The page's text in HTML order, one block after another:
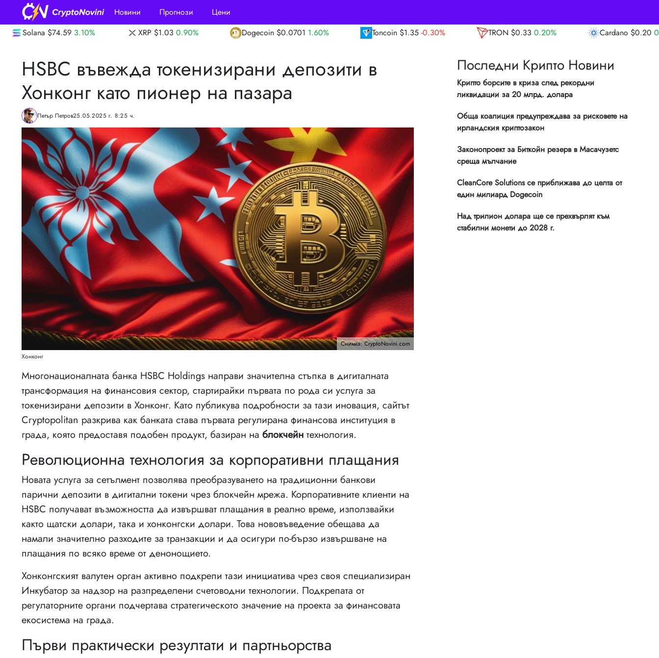
Новини Прогнози
Цени
XRP $1.03 0.90% Dogecoin $0.0701 1.60% Toncoin $1.35 TRON $0.33 0.20% Cardano $0.20
HSBC въвежда токенизирани депозити в
Хонконг като пионер на пазара
Петър Петров25.05.2025 г. 8:25 ч.
Снимка: CryptoNovini.com
Хонконг
Многонационалната банка HSBC Holdings направи значителна стъпка в дигиталната
трансформация на финансовия сектор, стартирайки първата по рода си услуга за
токенизирани депозити в Хонконг. Като публикува подробности за тази иновация, сайтът
Cryptopolitan разкрива как банката става първата регулирана финансова институция в
града, която предоставя подобен продукт, базиран на блокчейн технология.
Революционна технология за корпоративни плащания
Новата услуга за сетълмент позволява преобразуването на традиционни банкови
парични депозити в дигитални токени чрез блокчейн мрежа. Корпоративните клиенти на
HSBC получават възможността да извършват плащания в реално време, използвайки
както щатски долари, така и хонконгски долари. Това нововъведение обещава да
намали значително разходите за транзакции и да осигури по-бързо извършване на
плащания по всяко време от денонощието.
Хонконгският валутен орган активно подкрепи тази инициатива чрез своя специализиран
Инкубатор за надзор на разпределени счетоводни технологии. Подкрепата от
регулаторните органи подчертава стратегическото значение на проекта за финансовата
екосистема на града.
Първи практически резултати и партньорства
Последни Крипто Новини
Крипто борсите в криза след рекордни
ликвидации за 20 млрд. долара
Обща коалиция предупреждава за рисковете на
ирландския криптозакон
Законопроект за Биткойн резерв в Масачузетс
среща мълчание
CleanCore Solutions се приближава до целта от
един милиард Dogecoin
Над трилион долара ще се прехвърлят към
стабилни монети до 2028 г.